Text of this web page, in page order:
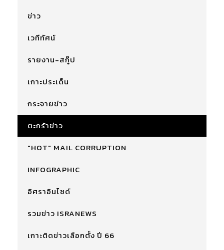
ข่าว
เวทีทัศน์
รายงาน-สกู๊ป
เกาะประเด็น
กระจายข่าว
ตะกร้าข่าว
"HOT" MAIL CORRUPTION
INFOGRAPHIC
อิศราอินไซด์
รวมข่าว ISRANEWS
เกาะติดข่าวเลือกตั้ง ปี 66